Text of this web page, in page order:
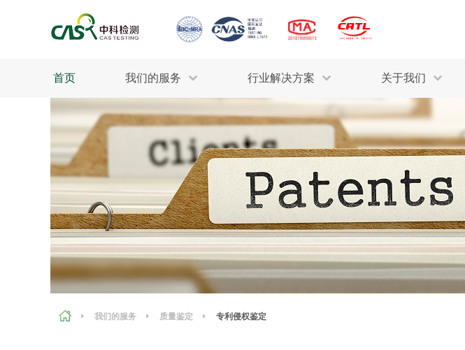
首页 我们的服务 行业解决方案 关于我们
生态环保
美妆消毒
石油化工
轻工产品
制药医疗
电子电气
农副产品
检测服务
污水检测 三废监测
废气检测 二噁英检测
评估调查
行业解决方案
INDUSTRY SOLUTIONS
为全球各产业提供一站式
整体技术解决方案。
我们的服务 质量鉴定 专利侵权鉴定